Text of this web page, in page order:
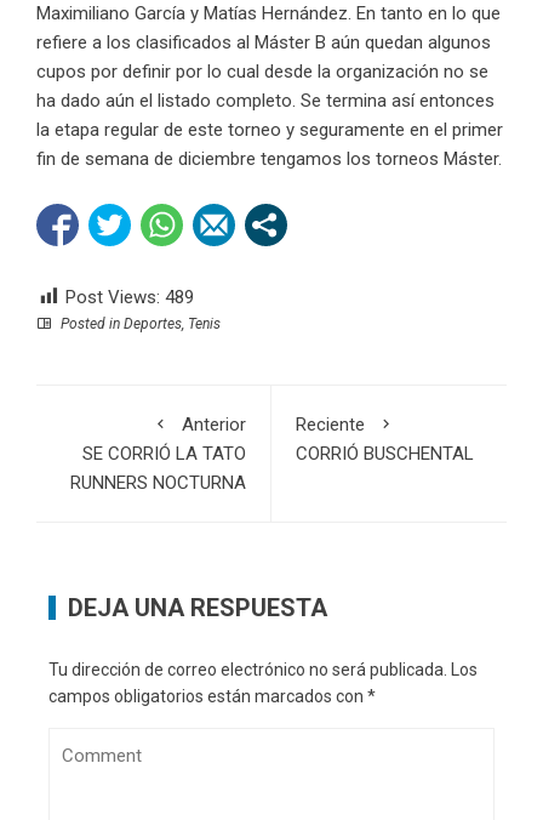
Maximiliano García y Matías Hernández. En tanto en lo que
refiere a los clasificados al Máster B aún quedan algunos
cupos por definir por lo cual desde la organización no se
ha dado aún el listado completo. Se termina así entonces
la etapa regular de este torneo y seguramente en el primer
fin de semana de diciembre tengamos los torneos Máster.
Post Views: 489
Posted in Deportes Tenis
Anterior
SE CORRIÓ LA TATO
RUNNERS NOCTURNA
Reciente
CORRIÓ BUSCHENTAL
DEJA UNA RESPUESTA
Tu dirección de correo electrónico no será publicada. Los
campos obligatorios están marcados con *